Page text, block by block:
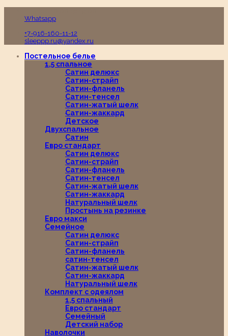
Whatsapp
+7-916-160-11-12
sleeppp.ru@yandex.ru
Постельное белье
1,5 спальное
Сатин делюкс
Сатин-страйп
Сатин-фланель
Сатин-тенсел
Сатин-жатый шелк
Сатин-жаккард
Детское
Двухспальное
Сатин
Евро стандарт
Сатин делюкс
Сатин-страйп
Сатин-фланель
Сатин-тенсел
Сатин-жатый шелк
Сатин-жаккард
Натуральный шелк
Простынь на резинке
Евро макси
Семейное
Сатин делюкс
Сатин-страйп
Сатин-фланель
сатин-тенсел
Сатин-жатый шелк
Сатин-жаккард
Натуральный шелк
Комплект с одеялом
1,5 спальный
Евро стандарт
Семейный
Детский набор
Наволочки